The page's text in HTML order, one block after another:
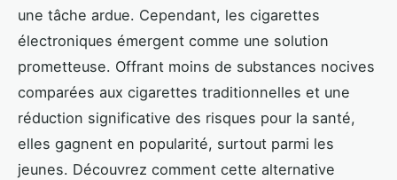
une tâche ardue. Cependant, les cigarettes
électroniques émergent comme une solution
prometteuse. Offrant moins de substances nocives
comparées aux cigarettes traditionnelles et une
réduction significative des risques pour la santé,
elles gagnent en popularité, surtout parmi les
jeunes. Découvrez comment cette alternative